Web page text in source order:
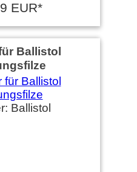
EUR*
Ballistol
Ballistol